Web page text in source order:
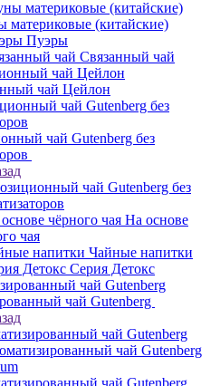
материковые (китайские)
Пуэры
Связанный чай
чай Цейлон
чай Gutenberg без
чай Gutenberg без
На основе
чая
Чайные напитки
Серия Детокс
чай Gutenberg
чай Gutenberg
чай Gutenberg